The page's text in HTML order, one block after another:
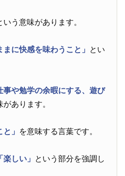
いう意味があります。
まに快感を味わうこと」 とい
事や勉学の余暇にする、遊び
があります。
と」 を意味する言葉です。
「楽しい」 という部分を強調し